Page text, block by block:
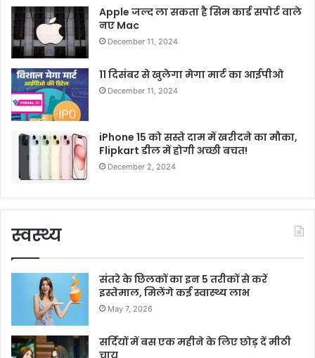
Apple जल्द ला सकता है सिम कार्ड सपोर्ट वाले
नए Mac
December 11, 2024
11 दिसंबर से खुलेगा मेगा मार्ट का आईपीओ
December 11, 2024
iPhone 15 को सस्ते दाम में खरीदने का मौका,
Flipkart डील में होगी अच्छी बचत!
December 2, 2024
स्वस्थ्य
संतरे के छिलकों का इन 5 तरीकों से करें
इस्तेमाल, मिलेंगे कई स्वास्थ्य लाभ
May 7, 2026
सर्दियों में बस एक महीने के लिए छोड़ दें मीठी